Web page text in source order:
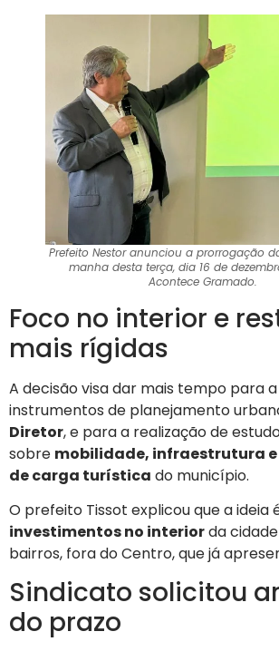
Prefeito Nestor anunciou a prorrogação
manha desta terça, dia 16 de
Acontece Gramado.
Foco no interior e
mais rígidas
A decisão visa dar mais tempo para
instrumentos de planejamento
Diretor, e para a realização de
sobre mobilidade, infraestrutura
de carga turística do município.
O prefeito Tissot explicou que a ideia
investimentos no interiorda
bairros, fora do Centro, que já
Sindicato solicitou
do prazo